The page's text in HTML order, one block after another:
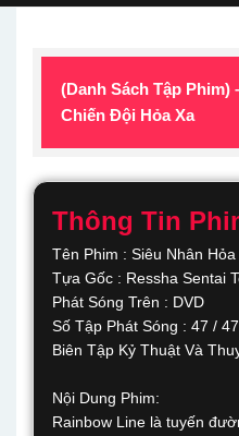
(Danh Sách Tập Phim)
Chiến Đội Hỏa Xa
Thông Tin
Tên Phim : Siêu Nhân
Tựa Gốc : Ressha Sentai
Phát Sóng Trên : DVD
Số Tập Phát Sóng : 47 / 47
Biên Tập Kỷ Thuật Và
Nội Dung Phim:
Rainbow Line là tuyến